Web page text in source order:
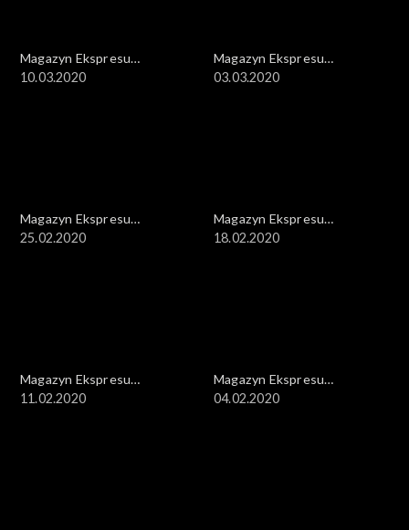
Magazyn Ekspresu
Reporterów
10.03.2020
Magazyn Ekspresu
Reporterów
03.03.2020
Magazyn Ekspresu
Reporterów
25.02.2020
Magazyn Ekspresu
Reporterów
18.02.2020
Magazyn Ekspresu
Reporterów
11.02.2020
Magazyn Ekspresu
Reporterów
04.02.2020